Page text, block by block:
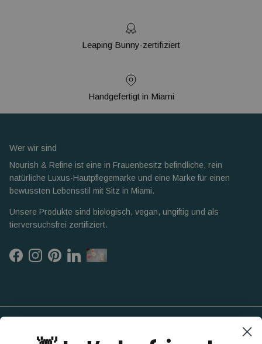
Leaping Bunny-zertifiziert
Handgefertigt in Miami
Wer wir sind
Nourish & Refine ist eine in Frauenbesitz befindliche, rein
natürliche Luxus-Hautpflegemarke und eine Marke für einen
bewussten Lebensstil mit Sitz in Miami.
Unsere Produkte sind biologisch, vegan, ungiftig und als
tierversuchsfrei zertifiziert.
FacebookInstagramPinterestLinkedIn